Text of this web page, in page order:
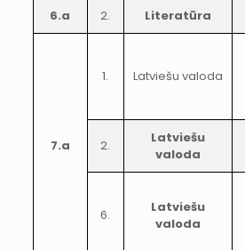
6.a 2. Literatūra
7.a
1. Latviešu valoda
2.
Latviešu
valoda
6.
Latviešu
valoda